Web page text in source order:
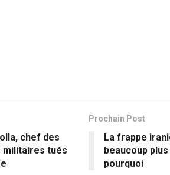
chef des
militaires tués
Prochain Post
La frappe
beaucoup plus
pourquoi